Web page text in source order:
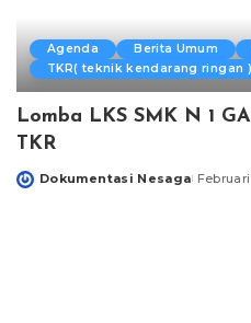
Agenda Berita Umum
TKR( teknik kendarang ringan )
Lomba LKS SMK N 1
TKR
Posted
Dokumentasi Nesaga